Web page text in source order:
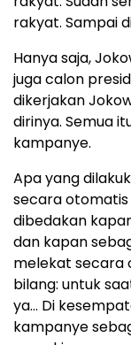
rakyat. Sampai
Hanya saja,
juga calon
dikerjakan
dirinya. Semua
kampanye.
Apa yang
secara otomatis
dibedakan
dan kapan
melekat secara
bilang: untuk
ya… Di
kampanye